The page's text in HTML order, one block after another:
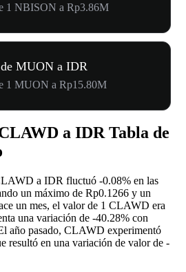
1 NBISON a Rp3.86M
MUON a IDR
1 MUON a Rp15.80M
a IDR Tabla de
a IDR fluctuó -0.08% en las
un máximo de Rp0.1266 y un
un mes, el valor de 1 CLAWD era
una variación de -40.28% con
año pasado, CLAWD experimentó
resultó en una variación de valor de -